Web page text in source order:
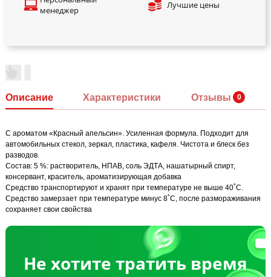
менеджер
Лучшие цены
Описание Характеристики Отзывы
С ароматом «Красный апельсин». Усиленная формула. Подходит для
автомобильных стекол, зеркал, пластика, кафеля. Чистота и блеск без
разводов.
Состав: 5 %: растворитель, НПАВ, соль ЭДТА, нашатырный спирт,
консервант, краситель, ароматизирующая добавка
Средство транспортируют и хранят при температуре не выше 40˚С.
Средство замерзает при температуре минус 8˚С, после размораживания
сохраняет свои свойства
Не хотите тратить время